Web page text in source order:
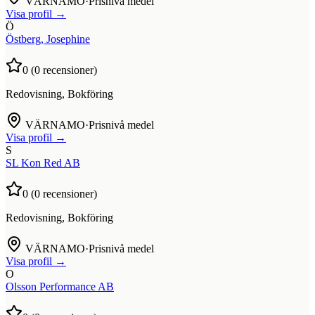
Visa profil →
Ö
Östberg, Josephine
0 (0 recensioner)
Redovisning, Bokföring
VÄRNAMO·Prisnivå medel
Visa profil →
S
SL Kon Red AB
0 (0 recensioner)
Redovisning, Bokföring
VÄRNAMO·Prisnivå medel
Visa profil →
O
Olsson Performance AB